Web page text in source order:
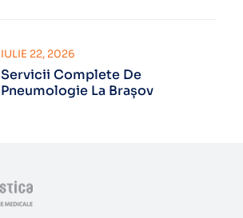
Servicii Complete De
Pneumologie La Brașov
IULIE 22, 2026